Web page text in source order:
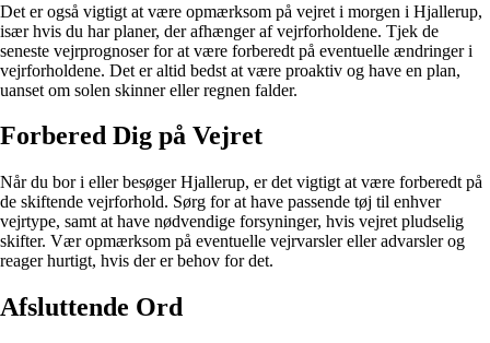
Det er også vigtigt at være opmærksom på vejret i morgen i Hjallerup,
især hvis du har planer, der afhænger af vejrforholdene. Tjek de
seneste vejrprognoser for at være forberedt på eventuelle ændringer i
vejrforholdene. Det er altid bedst at være proaktiv og have en plan,
uanset om solen skinner eller regnen falder.
Forbered Dig på Vejret
Når du bor i eller besøger Hjallerup, er det vigtigt at være forberedt på
de skiftende vejrforhold. Sørg for at have passende tøj til enhver
vejrtype, samt at have nødvendige forsyninger, hvis vejret pludselig
skifter. Vær opmærksom på eventuelle vejrvarsler eller advarsler og
reager hurtigt, hvis der er behov for det.
Afsluttende Ord